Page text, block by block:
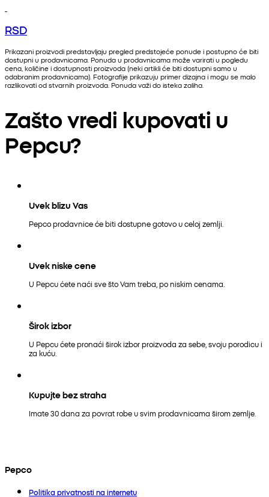
RSD
Prikazani proizvodi predstavljaju pregled predstojeće ponude i postupno će biti
dostupni u prodavnicama. Ponuda u prodavnicama može varirati u pogledu
cena, količine i dostupnosti proizvoda (neki artikli će biti dostupni samo u
odabranim prodavnicama). Fotografije prikazuju primer dizajna i mogu se malo
razlikovati od stvarnih proizvoda. Ponuda važi do isteka zaliha.
Zašto vredi kupovati u
Pepcu?
Uvek blizu Vas
Pepco prodavnice će biti dostupne gotovo u celoj zemlji.
Uvek niske cene
U Pepcu ćete naći sve što Vam treba, po niskim cenama.
Širok izbor
U Pepcu ćete pronaći širok izbor proizvoda za sebe, svoju porodicu i
za kuću.
Kupujte bez straha
Imate 30 dana za povrat robe u svim prodavnicama širom zemlje.
Pepco
Politika privatnosti na internetu